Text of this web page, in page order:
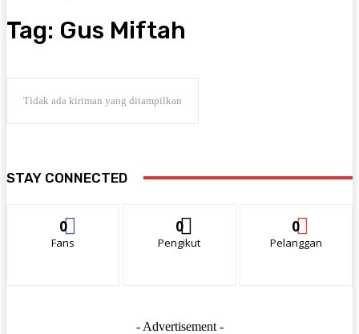
Tag: Gus Miftah
Tidak ada kiriman yang ditampilkan
STAY CONNECTED
0
Fans
0
Pengikut
0
Pelanggan
- Advertisement -